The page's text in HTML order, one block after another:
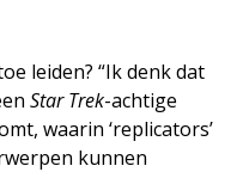
leiden? “Ik denk dat
Star Trek-achtige
waarin ‘replicators’
kunnen